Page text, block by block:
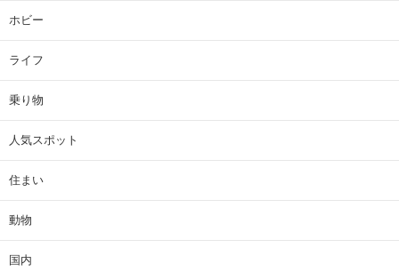
ホビー
ライフ
乗り物
人気スポット
住まい
動物
国内